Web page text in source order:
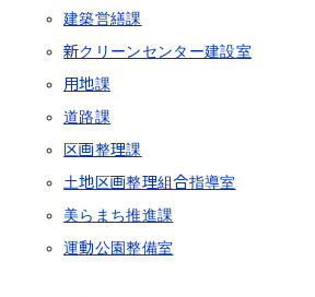
建築営繕課
新クリーンセンター建設室
用地課
道路課
区画整理課
土地区画整理組合指導室
美らまち推進課
運動公園整備室